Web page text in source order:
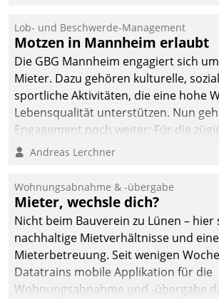
Lob- und Beschwerde-Management
Motzen in Mannheim erlaubt
Die GBG Mannheim engagiert sich
Mieter. Dazu gehören kulturelle,
sportliche Aktivitäten, die eine hohe
Lebensqualität unterstützen. Nun
Engagement noch weiter: Für die
von Beschwerden – oder Lob – richtet
und Beschwerde-Management einen
ein.
Andreas Lerchner
Wohnungsabnahme & -übergabe
Mieter, wechsle dich?
Nicht beim Bauverein zu Lünen – hier
nachhaltige Mietverhältnisse und
Mieterbetreuung. Seit wenigen
Datatrains mobile Applikation für die
Wohnungsabnahme und -übergabe